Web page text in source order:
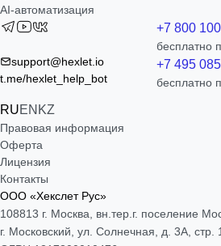
AI-автоматизация
support@hexlet.io
t.me/hexlet_help_bot
RUEN KZ
+7 800
бесплатно
+7 495
бесплатно
Правовая информация
Оферта
Лицензия
Контакты
ООО «Хекслет Рус»
108813 г. Москва, вн.тер.г. поселение
г. Московский, ул. Солнечная, д. 3А,